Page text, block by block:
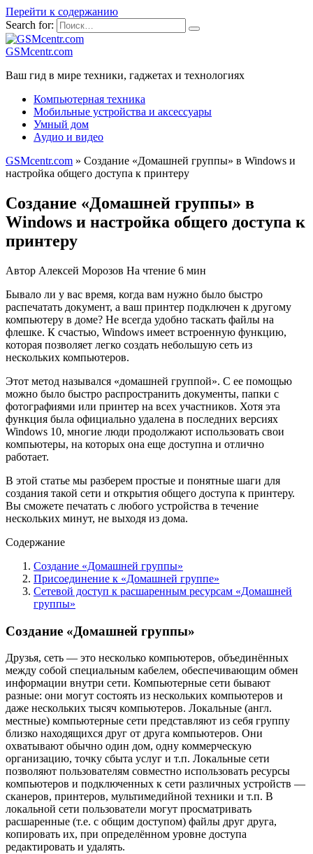
Перейти к содержанию
Search for:
GSMcentr.com
Ваш гид в мире техники, гаджетах и технологиях
Компьютерная техника
Мобильные устройства и аксессуары
Умный дом
Аудио и видео
GSMcentr.com » Создание «Домашней группы» в Windows и
настройка общего доступа к принтеру
Создание «Домашней группы» в
Windows и настройка общего доступа к
принтеру
Автор Алексей Морозов На чтение 6 мин
Бывало ли у вас время, когда вам нужно было быстро
распечатать документ, а ваш принтер подключен к другому
компьютеру в доме? Не всегда удобно таскать файлы на
флешке. К счастью, Windows имеет встроенную функцию,
которая позволяет легко создать небольшую сеть из
нескольких компьютеров.
Этот метод назывался «домашней группой». С ее помощью
можно было быстро распространить документы, папки с
фотографиями или принтер на всех участников. Хотя эта
функция была официально удалена в последних версиях
Windows 10, многие люди продолжают использовать свои
компьютеры, на которых она еще доступна и отлично
работает.
В этой статье мы разберем простые и понятные шаги для
создания такой сети и открытия общего доступа к принтеру.
Вы сможете печатать с любого устройства в течение
нескольких минут, не выходя из дома.
Содержание
Создание «Домашней группы»
Присоединение к «Домашней группе»
Сетевой доступ к расшаренным ресурсам «Домашней
группы»
Создание «Домашней группы»
Друзья, сеть — это несколько компьютеров, объединённых
между собой специальным кабелем, обеспечивающим обмен
информации внутри сети. Компьютерные сети бывают
разные: они могут состоять из нескольких компьютеров и
даже нескольких тысяч компьютеров. Локальные (англ.
местные) компьютерные сети представляют из себя группу
близко находящихся друг от друга компьютеров. Они
охватывают обычно один дом, одну коммерческую
организацию, точку сбыта услуг и т.п. Локальные сети
позволяют пользователям совместно использовать ресурсы
компьютеров и подключенных к сети различных устройств —
сканеров, принтеров, мультимедийной техники и т.п. В
локальной сети пользователи могут просматривать
расшаренные (т.е. с общим доступом) файлы друг друга,
копировать их, при определённом уровне доступа
редактировать и удалять.